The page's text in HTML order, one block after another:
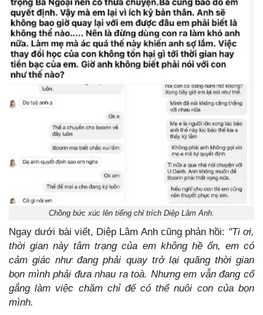
Chồng bức xúc lên tiếng chỉ trích Diệp Lâm Anh.
Ngay dưới bài viết, Diệp Lâm Anh cũng phản hồi: "Ti ơi,
thời gian này tâm trạng của em không hề ổn, em có
cảm giác như đang phải quay trở lại quãng thời gian
bọn mình phải đưa nhau ra toà. Nhưng em vẫn đang cố
gắng làm việc chăm chỉ để có thể nuôi con của bọn
mình.